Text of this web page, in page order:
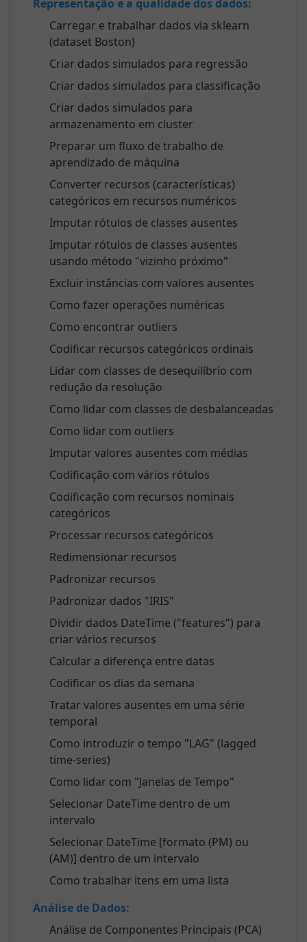
Representação e a qualidade dos dados:
Carregar e trabalhar dados via sklearn
(dataset Boston)
Criar dados simulados para regressão
Criar dados simulados para classificação
Criar dados simulados para
armazenamento em cluster
Preparar um fluxo de trabalho de
aprendizado de máquina
Converter recursos (características)
categóricos em recursos numéricos
Imputar rótulos de classes ausentes
Imputar rótulos de classes ausentes
usando método "vizinho próximo"
Excluir instâncias com valores ausentes
Como fazer operações numéricas
Como encontrar outliers
Codificar recursos categóricos ordinais
Lidar com classes de desequilíbrio com
redução da resolução
Como lidar com classes de desbalanceadas
Como lidar com outliers
Imputar valores ausentes com médias
Codificação com vários rótulos
Codificação com recursos nominais
categóricos
Processar recursos categóricos
Redimensionar recursos
Padronizar recursos
Padronizar dados "IRIS"
Dividir dados DateTime ("features") para
criar vários recursos
Calcular a diferença entre datas
Codificar os dias da semana
Tratar valores ausentes em uma série
temporal
Como introduzir o tempo "LAG" (lagged
time-series)
Como lidar com "Janelas de Tempo"
Selecionar DateTime dentro de um
intervalo
Selecionar DateTime [formato (PM) ou
(AM)] dentro de um intervalo
Como trabalhar itens em uma lista
Análise de Dados:
Análise de Componentes Principais (PCA)